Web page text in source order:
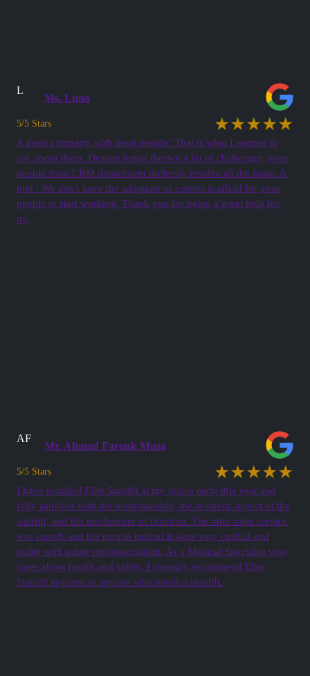
L
Ms. Luna
5/5 Stars ★★★★★
A great company with great people! That is what I wanted to
say about them. Despite being thrown a lot of challenges, your
people from CRM department tirelessly resolve all the issue. A
hint : We don't have the adequate or correct scaffold for your
people to start working. Thank you for being a great help for
us.
AF
Mr. Ahmad Farouk Musa
5/5 Stars ★★★★★
I have installed Elite Stairlift at my house early this year and
fully satisfied with the workmanship, the aesthetic aspect of the
stairlift, and the mechanism of function. The after sales service
was superb and the people behind it were very cordial and
polite with astute professionalism. As a Medical Specialist who
cares about health and safety, I strongly recommend Elite
Stairlift anytime to anyone who needs a stairlift.